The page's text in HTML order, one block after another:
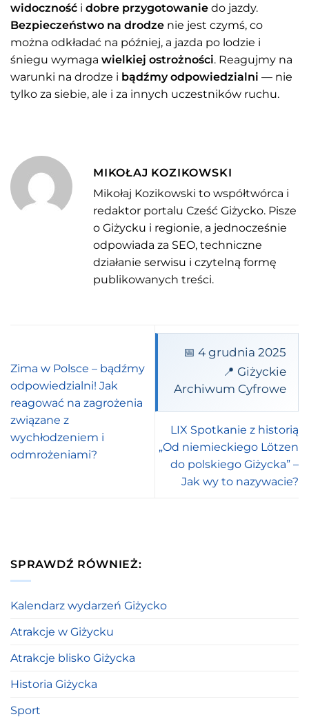
widoczność i dobre przygotowanie do jazdy.
Bezpieczeństwo na drodze nie jest czymś, co
można odkładać na później, a jazda po lodzie i
śniegu wymaga wielkiej ostrożności. Reagujmy na
warunki na drodze i bądźmy odpowiedzialni — nie
tylko za siebie, ale i za innych uczestników ruchu.
MIKOŁAJ KOZIKOWSKI
Mikołaj Kozikowski to współtwórca i
redaktor portalu Cześć Giżycko. Pisze
o Giżycku i regionie, a jednocześnie
odpowiada za SEO, techniczne
działanie serwisu i czytelną formę
publikowanych treści.
Zima w Polsce – bądźmy
odpowiedzialni! Jak
reagować na zagrożenia
związane z
wychłodzeniem i
odmrożeniami?
📅 4 grudnia 2025
📍 Giżyckie
Archiwum Cyfrowe
LIX Spotkanie z historią
„Od niemieckiego Lötzen
do polskiego Giżycka” –
Jak wy to nazywacie?
SPRAWDŹ RÓWNIEŻ:
Kalendarz wydarzeń Giżycko
Atrakcje w Giżycku
Atrakcje blisko Giżycka
Historia Giżycka
Sport